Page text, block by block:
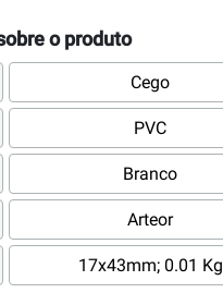
o produto
Cego
PVC
Branco
Arteor
17x43mm; 0.01 Kg